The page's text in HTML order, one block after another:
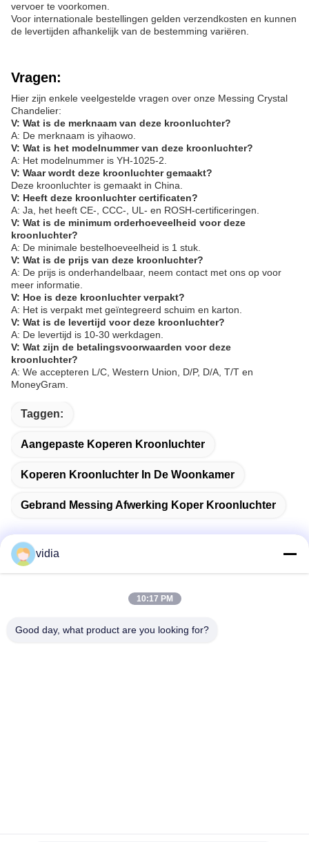
vervoer te voorkomen.
Voor internationale bestellingen gelden verzendkosten en kunnen
de levertijden afhankelijk van de bestemming variëren.
Vragen:
Hier zijn enkele veelgestelde vragen over onze Messing Crystal
Chandelier:
V: Wat is de merknaam van deze kroonluchter?
A: De merknaam is yihaowo.
V: Wat is het modelnummer van deze kroonluchter?
A: Het modelnummer is YH-1025-2.
V: Waar wordt deze kroonluchter gemaakt?
Deze kroonluchter is gemaakt in China.
V: Heeft deze kroonluchter certificaten?
A: Ja, het heeft CE-, CCC-, UL- en ROSH-certificeringen.
V: Wat is de minimum orderhoeveelheid voor deze
kroonluchter?
A: De minimale bestelhoeveelheid is 1 stuk.
V: Wat is de prijs van deze kroonluchter?
A: De prijs is onderhandelbaar, neem contact met ons op voor
meer informatie.
V: Hoe is deze kroonluchter verpakt?
A: Het is verpakt met geïntegreerd schuim en karton.
V: Wat is de levertijd voor deze kroonluchter?
A: De levertijd is 10-30 werkdagen.
V: Wat zijn de betalingsvoorwaarden voor deze
kroonluchter?
A: We accepteren L/C, Western Union, D/P, D/A, T/T en
MoneyGram.
Taggen:
Aangepaste Koperen Kroonluchter
Koperen Kroonluchter In De Woonkamer
Gebrand Messing Afwerking Koper Kroonluchter
Adres
vidia
10:17 PM
Good day, what product are you looking for?